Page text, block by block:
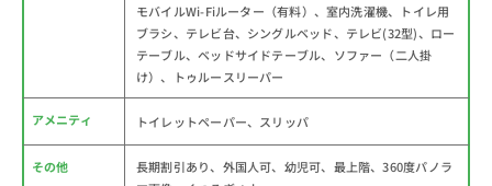
モバイルWi-Fiルーター（有料）、室内洗濯機、トイレ用
ブラシ、テレビ台、シングルベッド、テレビ(32型)、ロー
テーブル、ベッドサイドテーブル、ソファー（二人掛
け）、トゥルースリーパー
アメニティ トイレットペーパー、スリッパ
その他
長期割引あり、外国人可、幼児可、最上階、360度パノラ